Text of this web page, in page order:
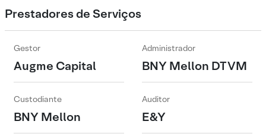
Prestadores de Serviços
Gestor
Augme Capital
Administrador
BNY Mellon DTVM
Custodiante
BNY Mellon
Auditor
E&Y